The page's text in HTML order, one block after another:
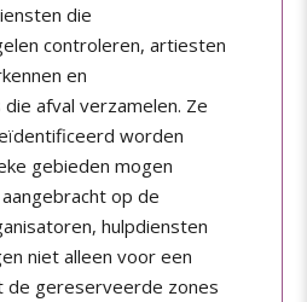
die
controleren, artiesten
en
afval verzamelen. Ze
worden
gebieden mogen
op de
hulpdiensten
niet alleen voor een
de gereserveerde zones